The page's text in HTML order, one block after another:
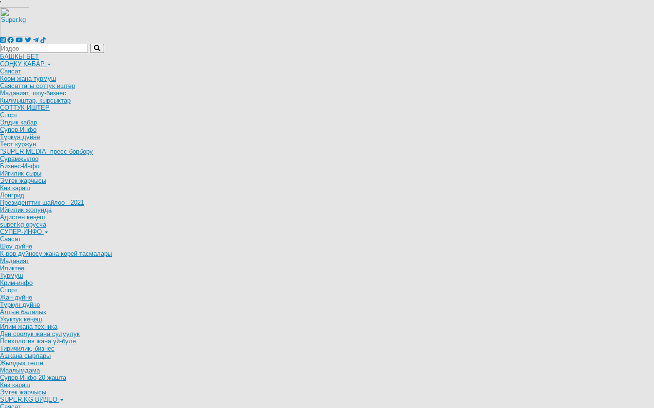
'
БАШКЫ БЕТ
СОҢКУ КАБАР
Саясат
Коом жана турмуш
Саясаттагы соттук иштер
Маданият, шоу-бизнес
Кылмыштар, кырсыктар
СОТТУК ИШТЕР
Спорт
Элдик кабар
Супер-Инфо
Түркүн дүйнө
Тест куржун
“SUPER MEDIA” пресс-борбору
Сурамжылоо
Бизнес-Инфо
Ийгилик сыры
Эмгек жарчысы
Көз караш
Лонгрид
Президенттик шайлоо - 2021
Ийгилик жолунда
Адистен кеңеш
super.kg орусча
СУПЕР-ИНФО
Саясат
Шоу дүйнө
К-рор дүйнөсү жана корей тасмалары
Маданият
Иликтөө
Турмуш
Крим-инфо
Спорт
Жан дүйнө
Түркүн дүйнө
Алтын балалык
Укуктук кеӊеш
Илим жана техника
Ден соолук жана сулуулук
Психология жана үй-бүлө
Тиричилик, бизнес
Ашкана сырлары
Жылдыз төлгө
Маалымдама
Супер-Инфо 20 жашта
Көз караш
Эмгек жарчысы
SUPER.KG ВИДЕО